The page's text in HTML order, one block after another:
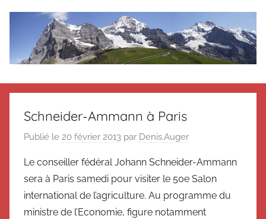
Le
blog
de
Suisse
Magazine
Suisse
Suisse
Magazine
Schneider-Ammann à Paris
Publié le 20 février 2013 par Denis.Auger
Le conseiller fédéral Johann Schneider-Ammann
sera à Paris samedi pour visiter le 50e Salon
international de l’agriculture. Au programme du
ministre de l’Economie, figure notamment